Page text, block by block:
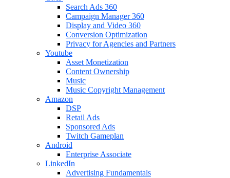
Search Ads 360
Campaign Manager 360
Display and Video 360
Conversion Optimization
Privacy for Agencies and Partners
Youtube
Asset Monetization
Content Ownership
Music
Music Copyright Management
Amazon
DSP
Retail Ads
Sponsored Ads
Twitch Gameplan
Android
Enterprise Associate
LinkedIn
Advertising Fundamentals